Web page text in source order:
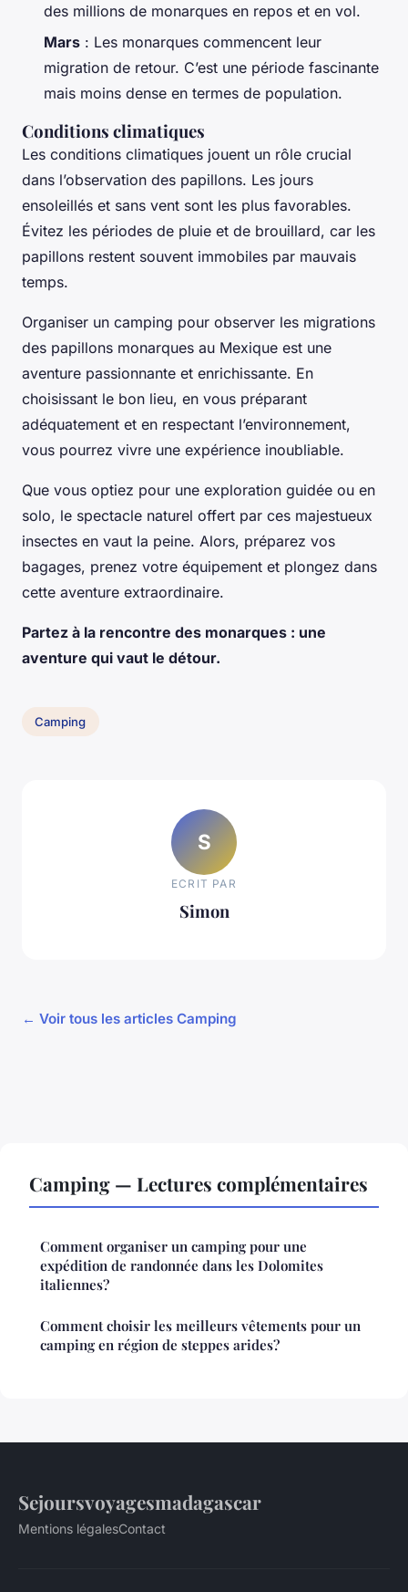
des millions de monarques en repos et en vol.
Mars : Les monarques commencent leur
migration de retour. C’est une période fascinante
mais moins dense en termes de population.
Conditions climatiques
Les conditions climatiques jouent un rôle crucial
dans l’observation des papillons. Les jours
ensoleillés et sans vent sont les plus favorables.
Évitez les périodes de pluie et de brouillard, car les
papillons restent souvent immobiles par mauvais
temps.
Organiser un camping pour observer les migrations
des papillons monarques au Mexique est une
aventure passionnante et enrichissante. En
choisissant le bon lieu, en vous préparant
adéquatement et en respectant l’environnement,
vous pourrez vivre une expérience inoubliable.
Que vous optiez pour une exploration guidée ou en
solo, le spectacle naturel offert par ces majestueux
insectes en vaut la peine. Alors, préparez vos
bagages, prenez votre équipement et plongez dans
cette aventure extraordinaire.
Partez à la rencontre des monarques : une
aventure qui vaut le détour.
Camping
S
ECRIT PAR
Simon
← Voir tous les articles Camping
Camping — Lectures complémentaires
Comment organiser un camping pour une
expédition de randonnée dans les Dolomites
italiennes?
Comment choisir les meilleurs vêtements pour un
camping en région de steppes arides?
Sejoursvoyagesmadagascar
Mentions légalesContact